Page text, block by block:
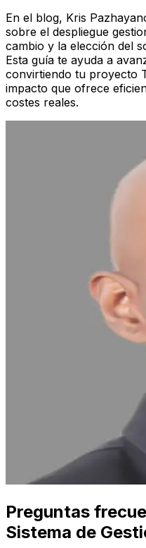
En el blog, Kris
sobre el despliegue
cambio y la elección del
Esta guía te ayuda a
convirtiendo tu proyecto
impacto que ofrece
costes reales.
Preguntas
Sistema de